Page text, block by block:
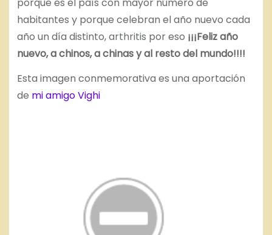
habitantes y porque celebran el año nuevo cada
año un día distinto,arthritis por eso ¡¡¡Feliz año
nuevo, a chinos, a chinas y al resto del mundo!!!!
Esta imagen conmemorativa es una aportación
de mi amigo Vighi